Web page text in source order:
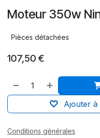
Moteur 350w
Pièces détachées
107,50 €
Ajouter à
Conditions générales